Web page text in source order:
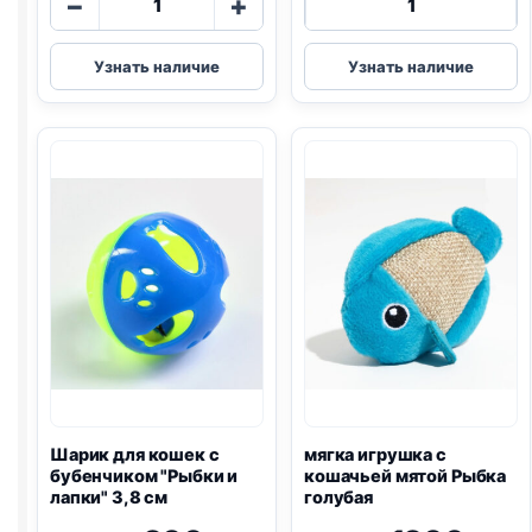
Игрушка-
дразнилка
мышка
с
30
см)
Узнать наличие
Леденец
для
кошек
(3,3
см)
с
кошачей
мятой
Узнать наличие
Шарик для кошек с
бубенчиком "Рыбки и
лапки" 3,8 см
мягка игрушка с
кошачьей мятой Рыбка
голубая